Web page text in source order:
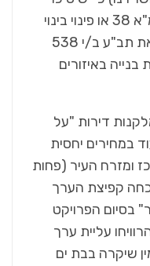
גדול שבבניין תתבצע תכנית תמ"א 38 או פינוי בינוי
בייחוד לאחר שהעיריה הוציאה את תב"ע ב/י 538
באיזורים
דירות "על
בתכניות כמו תמ"א 38 עוד במחירים יחסית
ומזרח העיר (פחות
קפיצת הערך
בסיום הפרויקט
עליית ערך
שיקרה בבת ים